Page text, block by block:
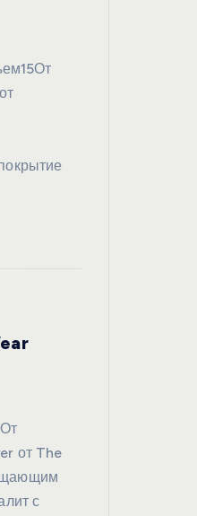
от The
с